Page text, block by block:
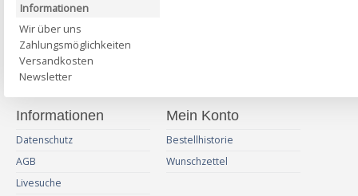
Informationen
Wir über uns
Zahlungsmöglichkeiten
Versandkosten
Newsletter
Informationen
Datenschutz
AGB
Livesuche
Mein Konto
Bestellhistorie
Wunschzettel